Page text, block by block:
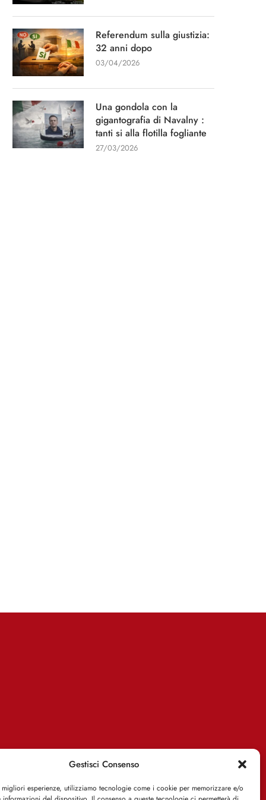
Gestisci Consenso
esperienze, utilizziamo tecnologie come i cookie per memorizzare e/o
Referendum sulla giustizia:
32 anni dopo
03/04/2026
Una gondola con la
gigantografia di Navalny :
tanti si alla flotilla fogliante
27/03/2026